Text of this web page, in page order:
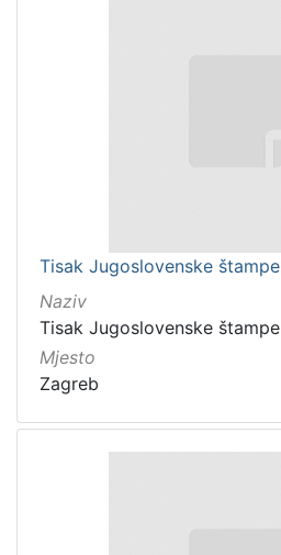
Tisak Jugoslovenske štampe
Naziv
Tisak Jugoslovenske štampe
Mjesto
Zagreb